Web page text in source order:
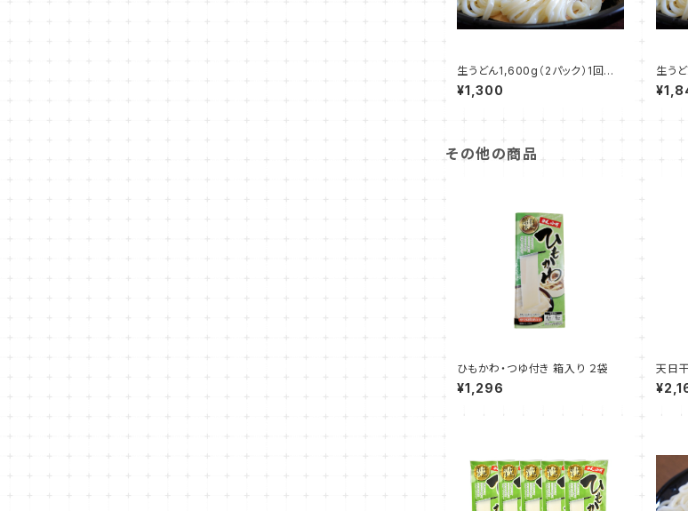
生うどん1,600g（2パック）1回の
ご注文で2点まで購入可能
¥1,300
生う
ご注
その他の商品
ひもかわ・つゆ付き 箱入り ２袋
¥1,296
天日
ゆ・薬